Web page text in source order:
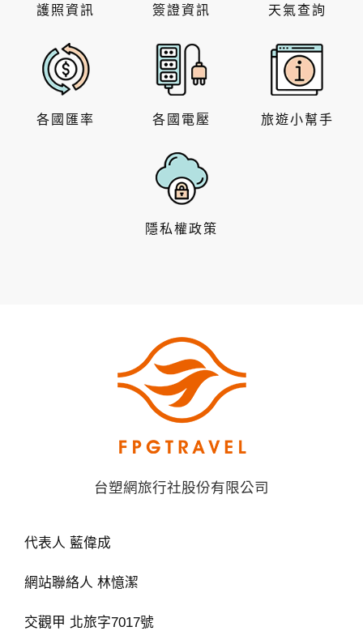
護照資訊 簽證資訊 天氣查詢
各國匯率 各國電壓 旅遊小幫手
隱私權政策
台塑網旅行社股份有限公司
代表人 藍偉成
網站聯絡人 林憶潔
交觀甲 北旅字7017號